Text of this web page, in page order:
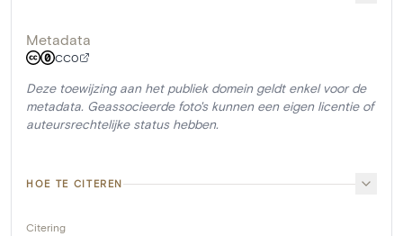
Metadata
CC0
Deze toewijzing aan het publiek domein geldt enkel voor de
metadata. Geassocieerde foto's kunnen een eigen licentie of
auteursrechtelijke status hebben.
HOE TE CITEREN
Citering